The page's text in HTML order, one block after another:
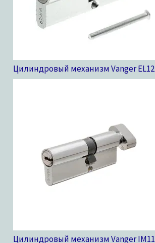
Цилиндровый механизм Vanger EL12
Цилиндровый механизм Vanger IM11